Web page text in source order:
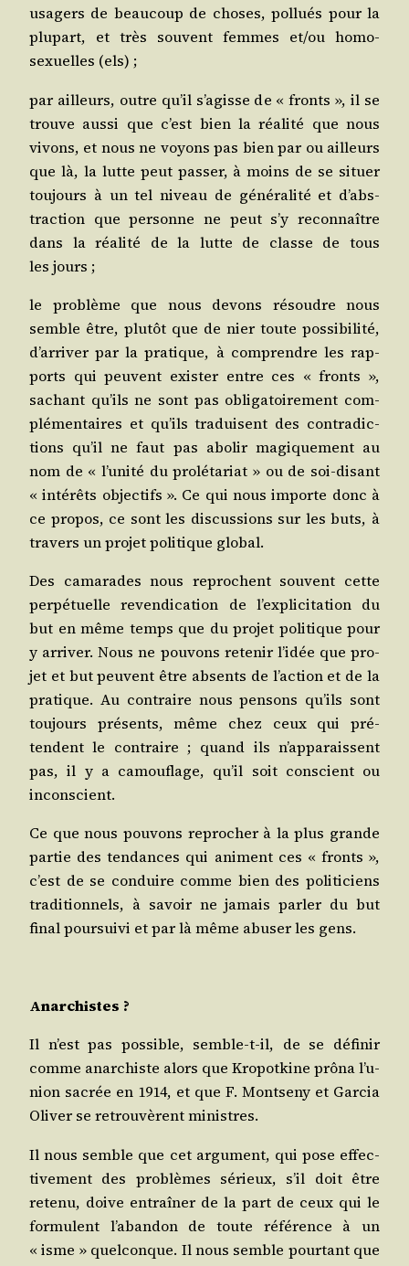
usa­gers de beau­coup de choses, pol­lués pour la
plu­part, et très sou­vent femmes et/​ou homo­
sexuelles (els) ;
par ailleurs, outre qu’il s’a­gisse de « fronts », il se
trouve aus­si que c’est bien la réa­li­té que nous
vivons, et nous ne voyons pas bien par ou ailleurs
que là, la lutte peut pas­ser, à moins de se situer
tou­jours à un tel niveau de géné­ra­li­té et d’abs­
trac­tion que per­sonne ne peut s’y recon­naître
dans la réa­li­té de la lutte de classe de tous
les jours ;
le pro­blème que nous devons résoudre nous
semble être, plu­tôt que de nier toute pos­si­bi­li­té,
d’ar­ri­ver par la pra­tique, à com­prendre les rap­
ports qui peuvent exis­ter entre ces « fronts »,
sachant qu’ils ne sont pas obli­ga­toi­re­ment com­
plé­men­taires et qu’ils tra­duisent des contra­dic­
tions qu’il ne faut pas abo­lir magi­que­ment au
nom de « l’u­ni­té du pro­lé­ta­riat » ou de soi-disant
« inté­rêts objec­tifs ». Ce qui nous importe donc à
ce pro­pos, ce sont les dis­cus­sions sur les buts, à
tra­vers un pro­jet poli­tique global.
Des cama­rades nous reprochent sou­vent cette
per­pé­tuelle reven­di­ca­tion de l’ex­pli­ci­ta­tion du
but en même temps que du pro­jet poli­tique pour
y arri­ver. Nous ne pou­vons rete­nir l’i­dée que pro­
jet et but peuvent être absents de l’ac­tion et de la
pra­tique. Au contraire nous pen­sons qu’ils sont
tou­jours pré­sents, même chez ceux qui pré­
tendent le contraire ; quand ils n’ap­pa­raissent
pas, il y a camou­flage, qu’il soit conscient ou
inconscient.
Ce que nous pou­vons repro­cher à la plus grande
par­tie des ten­dances qui animent ces « fronts »,
c’est de se conduire comme bien des poli­ti­ciens
tra­di­tion­nels, à savoir ne jamais par­ler du but
final pour­sui­vi et par là même abu­ser les gens.
Anar­chistes ?
Il n’est pas pos­sible, semble-t-il, de se défi­nir
comme anar­chiste alors que Kro­pot­kine prô­na l’u­
nion sacrée en 1914, et que F. Mont­se­ny et Gar­cia
Oli­ver se retrou­vèrent ministres.
Il nous semble que cet argu­ment, qui pose effec­
ti­ve­ment des pro­blèmes sérieux, s’il doit être
rete­nu, doive entraî­ner de la part de ceux qui le
for­mulent l’a­ban­don de toute réfé­rence à un
« isme » quel­conque. Il nous semble pour­tant que